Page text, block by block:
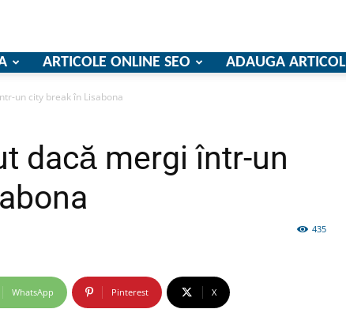
ARTICOLE ONLINE SEO ADAUGA ARTICOL
un city break în Lisabona
dacă mergi într-un
435
WhatsApp Pinterest X